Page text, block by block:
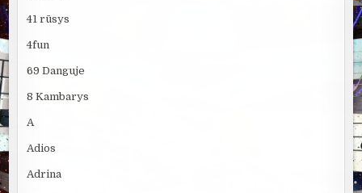
41 rūsys
4fun
69 Danguje
8 Kambarys
A
Adios
Adrina